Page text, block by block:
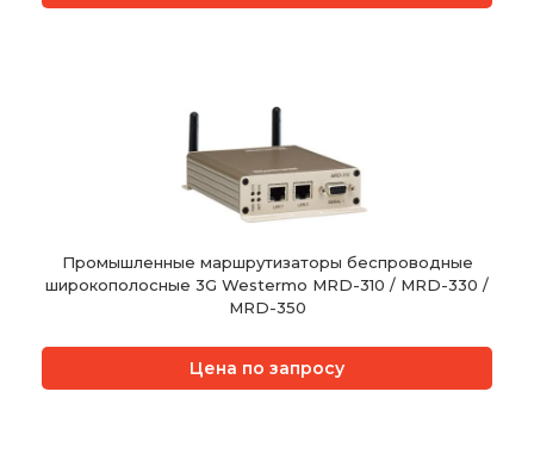
Промышленные маршрутизаторы беспроводные
широкополосные 3G Westermo MRD-310 / MRD-330 /
MRD-350
Цена по запросу